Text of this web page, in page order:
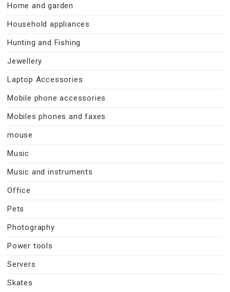
Home and garden
Household appliances
Hunting and Fishing
Jewellery
Laptop Accessories
Mobile phone accessories
Mobiles phones and faxes
mouse
Music
Music and instruments
Office
Pets
Photography
Power tools
Servers
Skates